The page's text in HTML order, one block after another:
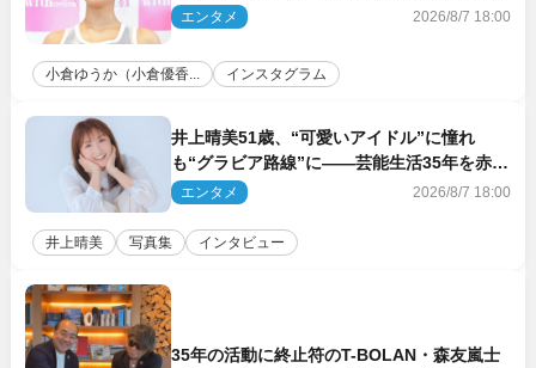
に反響
エンタメ 2026/8/7 18:00
小倉ゆうか（小倉優香... インスタグラム
井上晴美51歳、“可愛いアイドル”に憧れ
も“グラビア路線”に――芸能生活35年を赤
裸々に語る 27年ぶりに写真集発売
エンタメ 2026/8/7 18:00
井上晴美 写真集 インタビュー
35年の活動に終止符のT-BOLAN・森友嵐士